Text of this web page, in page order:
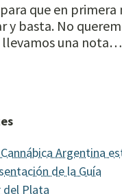
que en
basta. No
llevamos una nota…
Argentina
de la Guía
del Plata